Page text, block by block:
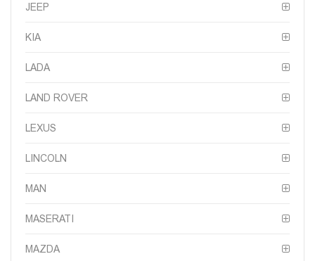
JEEP
KIA
LADA
LAND ROVER
LEXUS
LINCOLN
MAN
MASERATI
MAZDA